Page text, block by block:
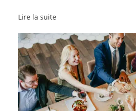
Lire la suite